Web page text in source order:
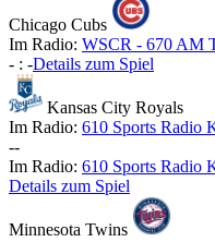
Chicago Cubs
Im Radio: WSCR - 670 AM
- : -Details zum Spiel
Kansas City Royals
Im Radio: 610 Sports Radio
--
Im Radio: 610 Sports Radio
Details zum Spiel
Minnesota Twins